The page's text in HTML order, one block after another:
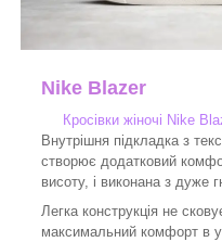
Nike Blazer
Кросівки жіночі Nike
Внутрішня підкладка з
створює додатковий
висоту, і виконана з дуже
Легка конструкція не
максимальний комфорт в